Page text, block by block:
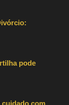
pode